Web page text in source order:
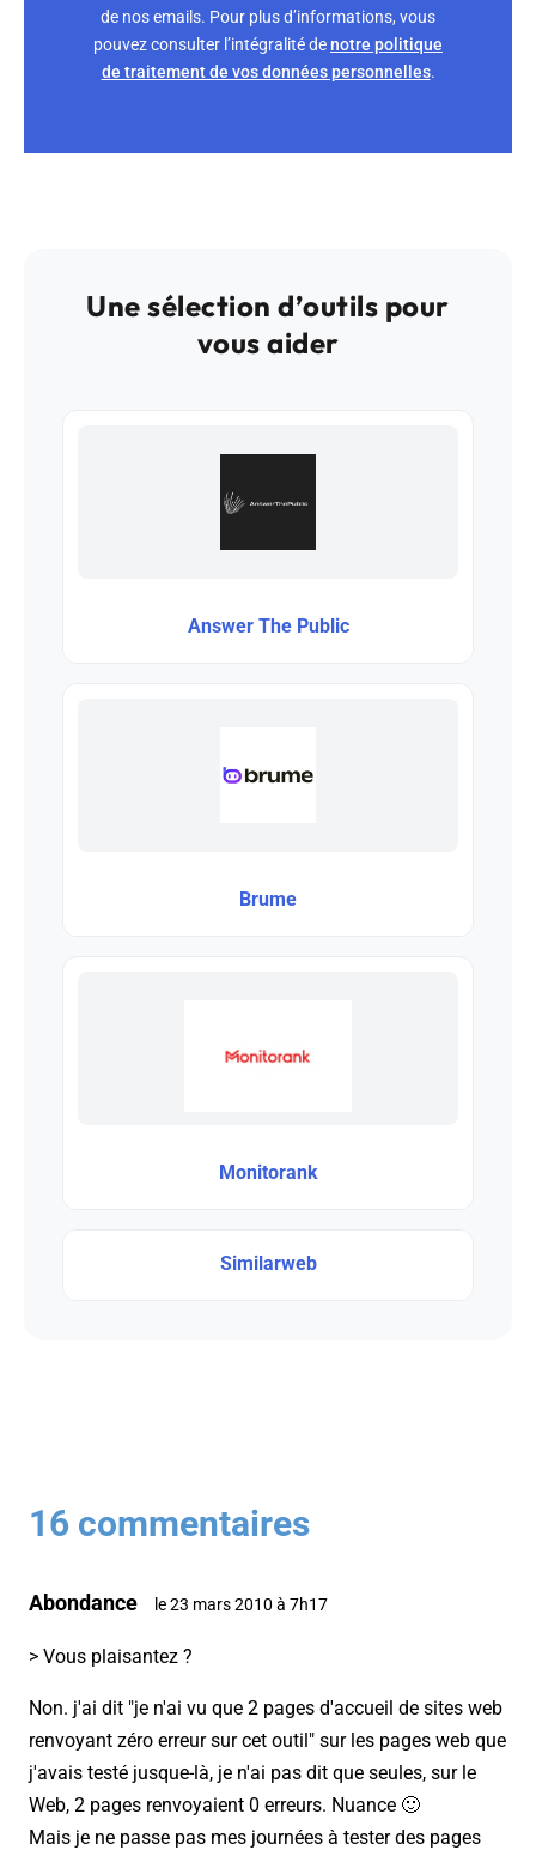
de nos emails. Pour plus d’informations, vous
pouvez consulter l’intégralité denotre politique
de traitement de vos données personnelles.
Une sélection d’outils pour
vous aider
Answer The Public
Brume
Monitorank
Similarweb
16 commentaires
Abondance le 23 mars 2010 à 7h17
> Vous plaisantez ?
Non. j'ai dit "je n'ai vu que 2 pages d'accueil de sites web
renvoyant zéro erreur sur cet outil" sur les pages web que
j'avais testé jusque-là, je n'ai pas dit que seules, sur le
Web, 2 pages renvoyaient 0 erreurs. Nuance 🙂
Mais je ne passe pas mes journées à tester des pages